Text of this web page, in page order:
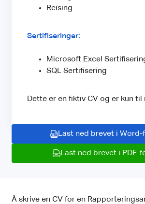
Reising
Sertifiseringer:
Microsoft Excel
SQL Sertifisering
Dette er en fiktiv CV og er kun til
Last ned brevet i Word-
Last ned brevet i PDF-
Å skrive en CV for en